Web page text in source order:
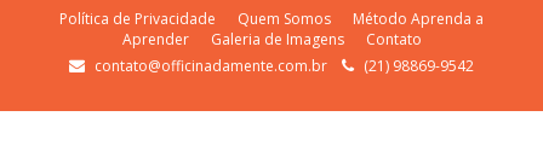
Política de Privacidade Quem Somos
Método Aprenda a
Aprender
Galeria de Imagens
Contato
contato@officinadamente.com.br
(21) 98869-9542